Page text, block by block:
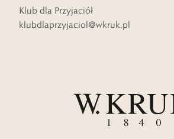
Klub dla Przyjaciół
klubdlaprzyjaciol@wkruk.pl